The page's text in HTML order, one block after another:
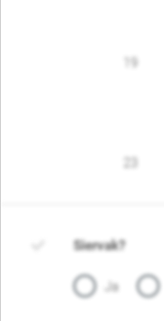
19
Siervak?
Ja